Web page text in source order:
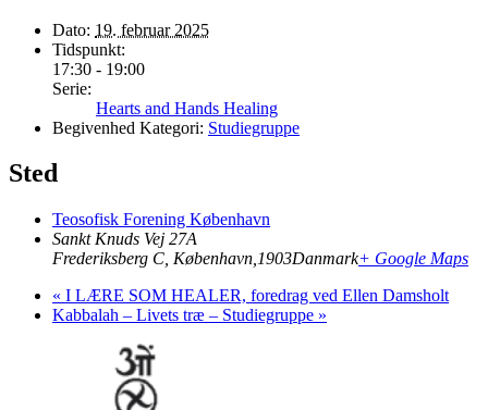
Dato: 19. februar 2025
Tidspunkt:
17:30 - 19:00
Serie:
Hearts and Hands Healing
Begivenhed Kategori: Studiegruppe
Sted
Teosofisk Forening København
Sankt Knuds Vej 27A
Frederiksberg C, København 1903Danmark+ Google Maps
« I LÆRE SOM HEALER, foredrag ved Ellen Damsholt
Kabbalah – Livets træ – Studiegruppe »